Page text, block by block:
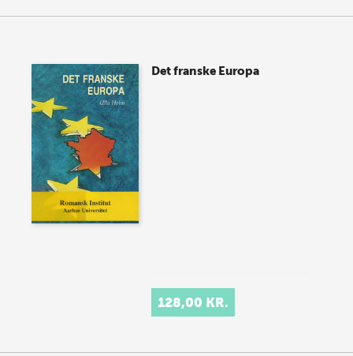
Det franske Europa
128,00 KR.